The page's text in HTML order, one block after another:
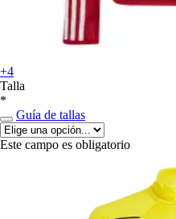
+4
Talla
*
Guía de tallas
Este campo es obligatorio